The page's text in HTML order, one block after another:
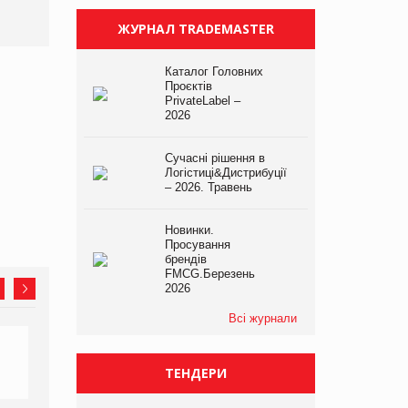
ЖУРНАЛ TRADEMASTER
Каталог Головних
Проєктів
PrivateLabel –
2026
Сучасні рішення в
Логістиці&Дистрибуції
– 2026. Травень
Новинки.
Просування
брендів
FMCG.Березень
2026
Всі журнали
ТЕНДЕРИ